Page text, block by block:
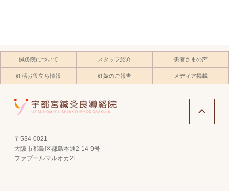
鍼灸院について スタッフ紹介 患者さまの声
妊活お役立ち情報 妊娠のご報告 メディア掲載
〒534-0021
大阪市都島区都島本通2-14-9号
ファブールマルオカ2F